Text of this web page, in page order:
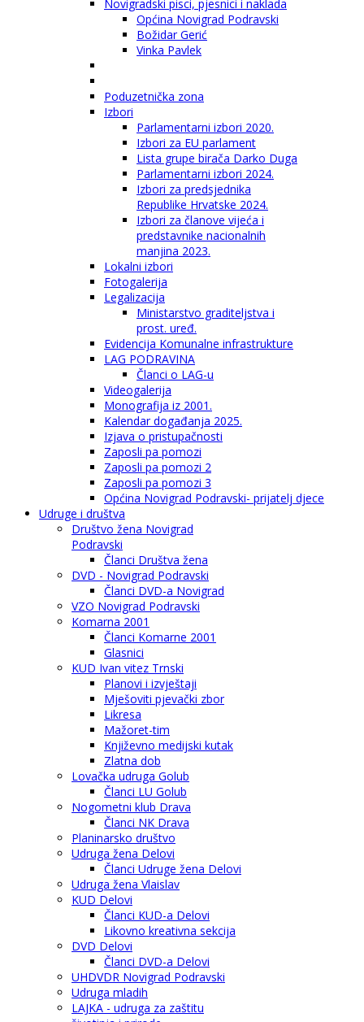
Novigradski pisci, pjesnici i naklada
Općina Novigrad Podravski
Božidar Gerić
Vinka Pavlek
Poduzetnička zona
Izbori
Parlamentarni izbori 2020.
Izbori za EU parlament
Lista grupe birača Darko Duga
Parlamentarni izbori 2024.
Izbori za predsjednika
Republike Hrvatske 2024.
Izbori za članove vijeća i
predstavnike nacionalnih
manjina 2023.
Lokalni izbori
Fotogalerija
Legalizacija
Ministarstvo graditeljstva i
prost. uređ.
Evidencija Komunalne infrastrukture
LAG PODRAVINA
Članci o LAG-u
Videogalerija
Monografija iz 2001.
Kalendar događanja 2025.
Izjava o pristupačnosti
Zaposli pa pomozi
Zaposli pa pomozi 2
Zaposli pa pomozi 3
Općina Novigrad Podravski- prijatelj djece
Udruge i društva
Društvo žena Novigrad
Podravski
Članci Društva žena
DVD - Novigrad Podravski
Članci DVD-a Novigrad
VZO Novigrad Podravski
Komarna 2001
Članci Komarne 2001
Glasnici
KUD Ivan vitez Trnski
Planovi i izvještaji
Mješoviti pjevački zbor
Likresa
Mažoret-tim
Književno medijski kutak
Zlatna dob
Lovačka udruga Golub
Članci LU Golub
Nogometni klub Drava
Članci NK Drava
Planinarsko društvo
Udruga žena Delovi
Članci Udruge žena Delovi
Udruga žena Vlaislav
KUD Delovi
Članci KUD-a Delovi
Likovno kreativna sekcija
DVD Delovi
Članci DVD-a Delovi
UHDVDR Novigrad Podravski
Udruga mladih
LAJKA - udruga za zaštitu